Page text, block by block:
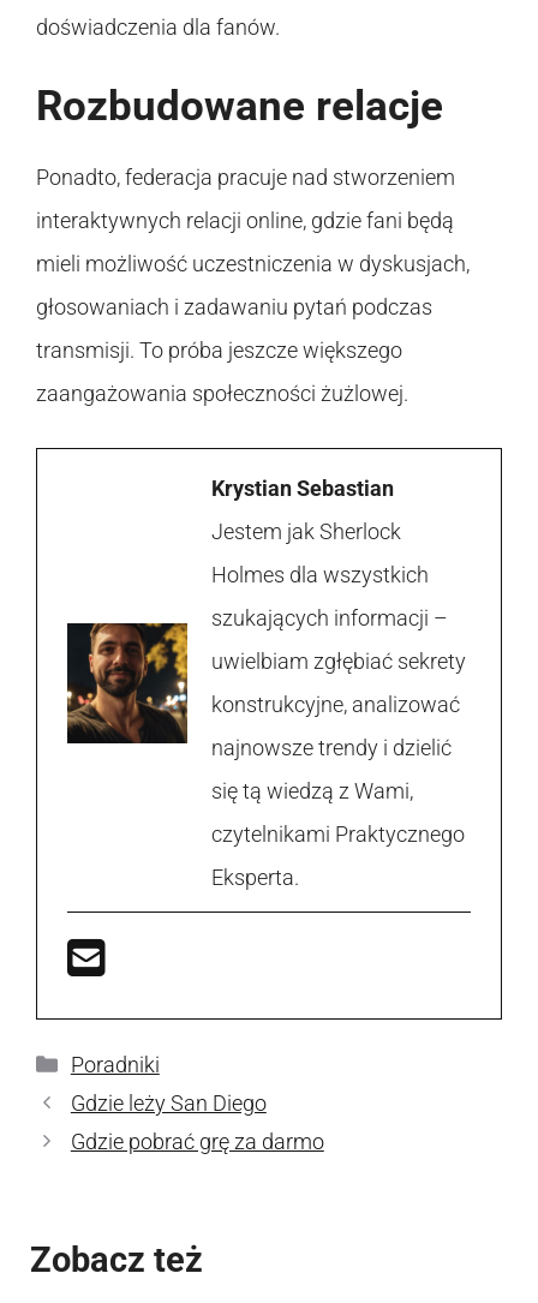
doświadczenia dla fanów.
Rozbudowane relacje
Ponadto, federacja pracuje nad stworzeniem
interaktywnych relacji online, gdzie fani będą
mieli możliwość uczestniczenia w dyskusjach,
głosowaniach i zadawaniu pytań podczas
transmisji. To próba jeszcze większego
zaangażowania społeczności żużlowej.
Krystian Sebastian
Jestem jak Sherlock
Holmes dla wszystkich
szukających informacji –
uwielbiam zgłębiać sekrety
konstrukcyjne, analizować
najnowsze trendy i dzielić
się tą wiedzą z Wami,
czytelnikami Praktycznego
Eksperta.
Kategorie
Poradniki
Gdzie leży San Diego
Gdzie pobrać grę za darmo
Zobacz też